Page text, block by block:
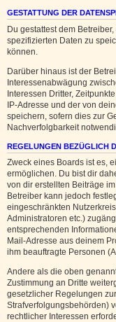
GESTATTUNG DER
Du gestattest dem
spezifizierten Daten zu
können.
Darüber hinaus ist der
Interessenabwägung
Interessen Dritter,
IP-Adresse und der von
speichern, sofern dies zur
Nachverfolgbarkeit
REGELUNGEN BEZÜGLICH
Zweck eines Boards ist es,
ermöglichen. Du bist dir
von dir erstellten Beiträge
Betreiber kann jedoch
eingeschränkten
Administratoren etc.)
entsprechenden
Mail-Adresse aus deinem
ihm beauftragte Personen
Andere als die oben
Zustimmung an Dritte
gesetzlicher Regelungen
Strafverfolgungsbehörden)
rechtlicher Interessen